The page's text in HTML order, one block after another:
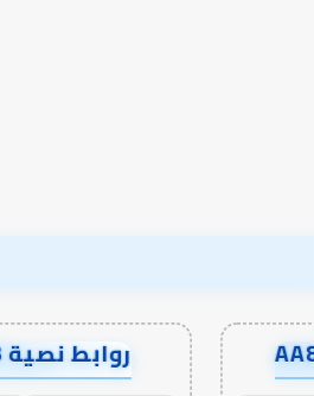
روابط نصية AA4203